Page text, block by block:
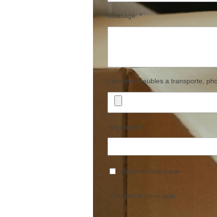
Message: *
Liste des meubles a transporte,
Telephone *
Recevoir une copie
Envoyer le formulaire